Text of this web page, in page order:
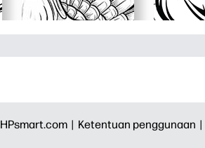
HPsmart.com | Ketentuan penggunaan |